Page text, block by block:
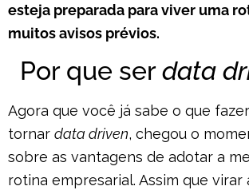
esteja preparada para viver uma
muitos avisos prévios.
Por que serdata
Agora que você já sabe o que
tornar data driven, chegou o
sobre as vantagens de adotar a
rotina empresarial. Assim que virar